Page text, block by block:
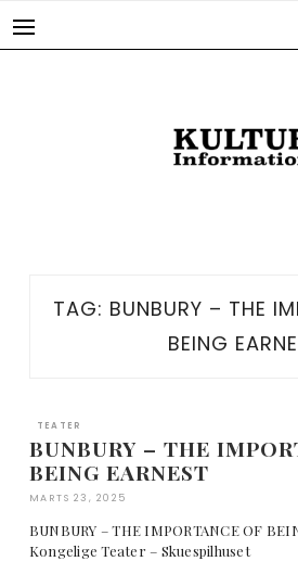
TAG: BUNBURY – THE
BEING
TEATER
BUNBURY – THE
BEING EARNEST
MARTS 23, 2025
BUNBURY – THE IMPORTANCE OF
Kongelige Teater –